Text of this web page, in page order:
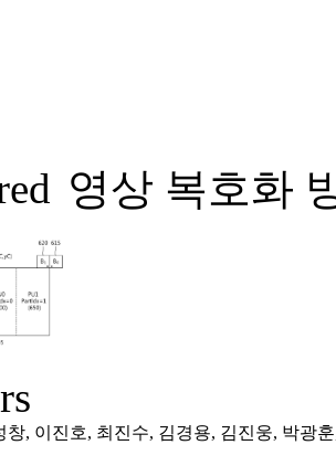
영상 복호화
창, 이진호, 최진수, 김경용, 김진웅, 박광